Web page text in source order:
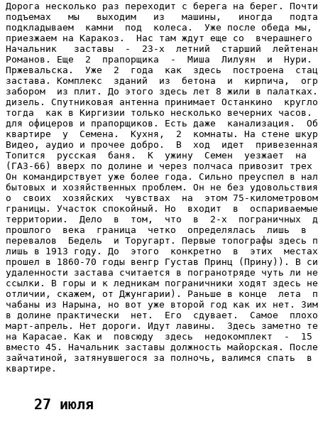
Дорога несколько раз переходит с берега на берег.
подъемах   мы   выходим   из   машины,   иногда
подкладываем  камни  под  колеса.  Уже после обеда мы,
приезжаем на Каракоз.  Нас там ждут еще со
Начальник   заставы  -  23-х  летний  старший
Романов. Еще  2  прапорщика  -  Миша  Лилуян  и
Пржевальска.  Уже  2  года  как  здесь  построена
застава. Комплекс  зданий  из  бетона  и  кирпича,
забором  из плит. До этого здесь лет 8 жили в
дизель. Спутниковая антенна принимает Останкино
тогда  как в Киргизии только несколько вечерних часов.
для офицеров и прапорщиков. Есть даже  канализация.
квартире  у  Семена.  Кухня,  2  комнаты. На стене
Видео, аудио и прочее добро.  В  ход  идет
Топится  русская  баня.  К  ужину  Семен  уезжает  на
(ГАЗ-66) вверх по долине и через полчаса привозит
Он командирствует уже более года. Сильно преуспел в
бытовых и хозяйственных проблем. Он не без
о  своих  хозяйских  чувствах  на  этом 75-
границы. Участок спокойный. Но  входит  в
территории.  Дело  в  том,  что  в  2-х  пограничных
прошлого  века  граница  четко  определялась  лишь  в
перевалов  Бедель  и Торугарт. Первые топографы здесь
лишь в 1913 году. До  этого  конкретно  в  этих
прошел в 1860-70 годы венгр Густав Принц (Прину)). В
удаленности застава считается в погранотряде чуть ли
ссылки. В горы и к ледникам пограничники ходят здесь
отличии, скажем, от Джунгарии). Раньше в конце  лета
чабаны из Нарына, но вот уже второй год как их нет.
в долине практически  нет.  Его  сдувает.  Самое
март-апрель. Нет дороги. Идут лавины.  Здесь заметно
на Карасае. Как и  повсюду  здесь  недокомплект  -  15
вместо 45. Начальник заставы должность майорская.
зайчатиной, затянувшегося за полночь, валимся спать  в
квартире.
27 июля